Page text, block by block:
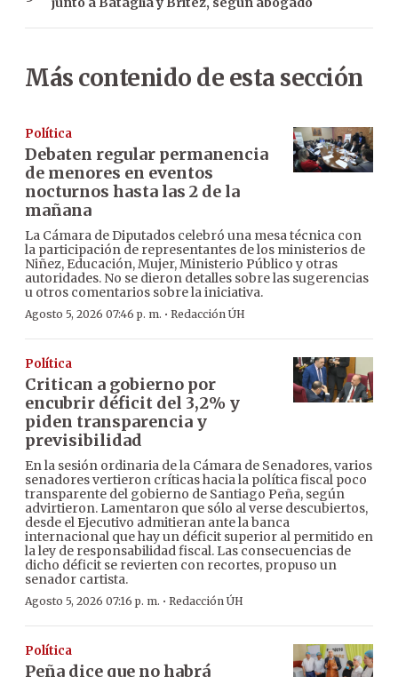
Más contenido de esta sección
Política
Debaten regular permanencia
de menores en eventos
nocturnos hasta las 2 de la
mañana
La Cámara de Diputados celebró una mesa técnica con
la participación de representantes de los ministerios de
Niñez, Educación, Mujer, Ministerio Público y otras
autoridades. No se dieron detalles sobre las sugerencias
u otros comentarios sobre la iniciativa.
Agosto 5, 2026 07:46 p. m. · Redacción ÚH
Política
Critican a gobierno por
encubrir déficit del 3,2% y
piden transparencia y
previsibilidad
En la sesión ordinaria de la Cámara de Senadores, varios
senadores vertieron críticas hacia la política fiscal poco
transparente del gobierno de Santiago Peña, según
advirtieron. Lamentaron que sólo al verse descubiertos,
desde el Ejecutivo admitieran ante la banca
internacional que hay un déficit superior al permitido en
la ley de responsabilidad fiscal. Las consecuencias de
dicho déficit se revierten con recortes, propuso un
senador cartista.
Agosto 5, 2026 07:16 p. m. · Redacción ÚH
Política
Peña dice que no habrá